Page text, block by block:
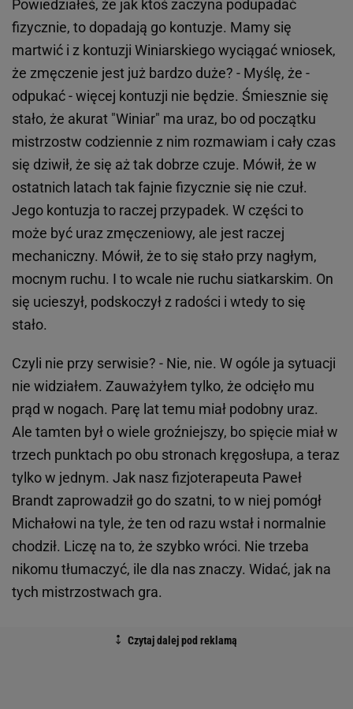
Powiedziałeś, że jak ktoś zaczyna podupadać
fizycznie, to dopadają go kontuzje. Mamy się
martwić i z kontuzji Winiarskiego wyciągać wniosek,
że zmęczenie jest już bardzo duże? - Myślę, że -
odpukać - więcej kontuzji nie będzie. Śmiesznie się
stało, że akurat "Winiar" ma uraz, bo od początku
mistrzostw codziennie z nim rozmawiam i cały czas
się dziwił, że się aż tak dobrze czuje. Mówił, że w
ostatnich latach tak fajnie fizycznie się nie czuł.
Jego kontuzja to raczej przypadek. W części to
może być uraz zmęczeniowy, ale jest raczej
mechaniczny. Mówił, że to się stało przy nagłym,
mocnym ruchu. I to wcale nie ruchu siatkarskim. On
się ucieszył, podskoczył z radości i wtedy to się
stało.
Czyli nie przy serwisie? - Nie, nie. W ogóle ja sytuacji
nie widziałem. Zauważyłem tylko, że odcięło mu
prąd w nogach. Parę lat temu miał podobny uraz.
Ale tamten był o wiele groźniejszy, bo spięcie miał w
trzech punktach po obu stronach kręgosłupa, a teraz
tylko w jednym. Jak nasz fizjoterapeuta Paweł
Brandt zaprowadził go do szatni, to w niej pomógł
Michałowi na tyle, że ten od razu wstał i normalnie
chodził. Liczę na to, że szybko wróci. Nie trzeba
nikomu tłumaczyć, ile dla nas znaczy. Widać, jak na
tych mistrzostwach gra.